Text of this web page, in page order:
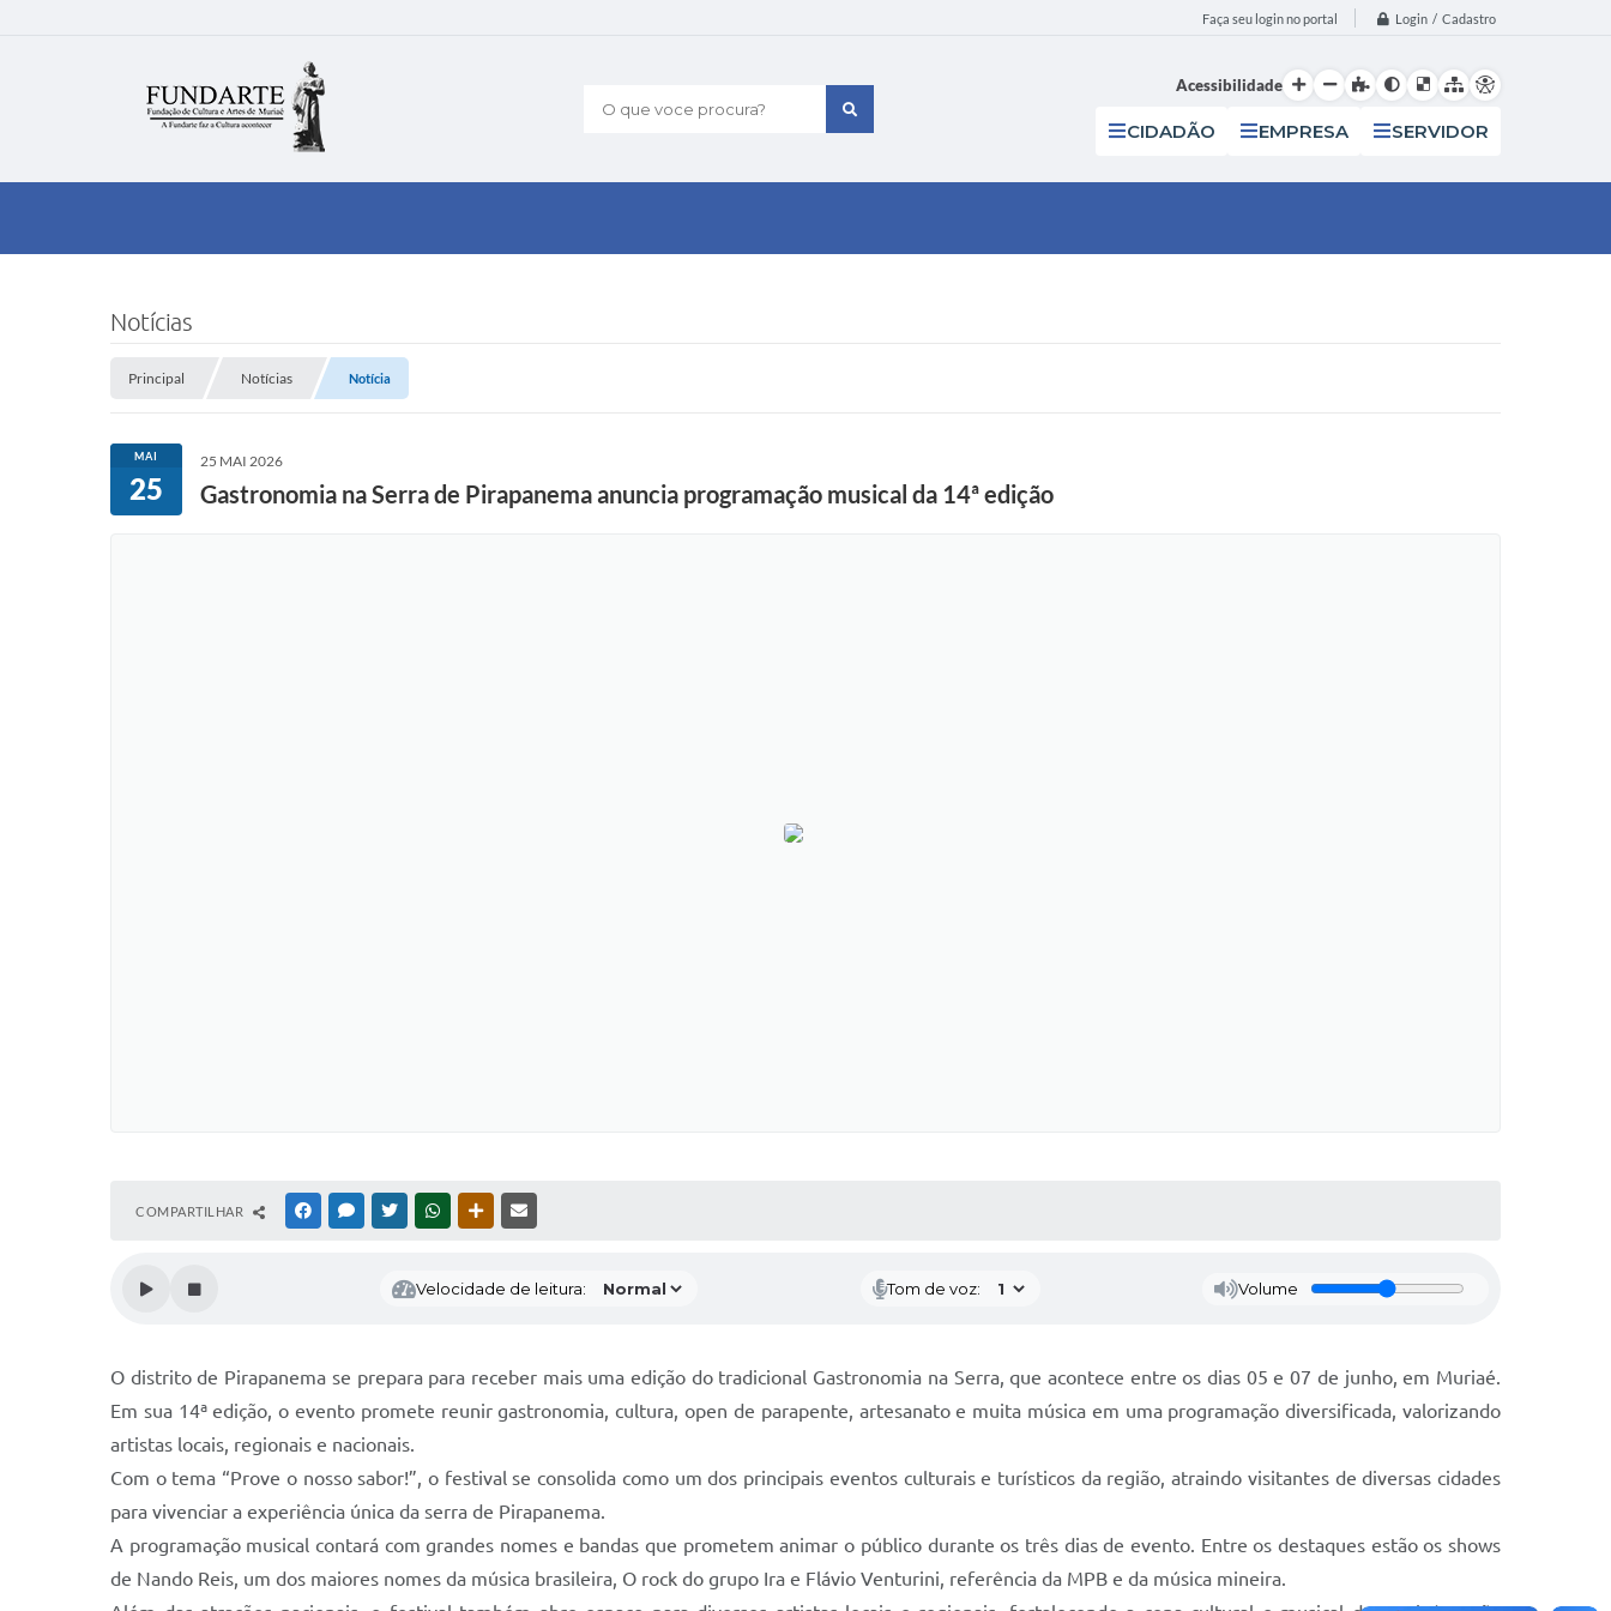
Faça seu login no portal Login / Cadastro
O que voce procura?
Acessibilidade
CIDADÃO EMPRESA SERVIDOR
Notícias
Principal Notícias Notícia
MAI
25
25 MAI 2026
Gastronomia na Serra de Pirapanema anuncia programação musical da 14ª edição
COMPARTILHAR FACEBOOKMESSENGER
TWITTERWHATSAPPOUTRAS MÍDIAS
Velocidade de leitura: Tom de voz: Volume
O distrito de Pirapanema se prepara para receber mais uma edição do tradicional Gastronomia na Serra, que acontece entre os dias 05 e 07 de junho, em Muriaé.
Em sua 14ª edição, o evento promete reunir gastronomia, cultura, open de parapente, artesanato e muita música em uma programação diversificada, valorizando
artistas locais, regionais e nacionais.
Com o tema “Prove o nosso sabor!”, o festival se consolida como um dos principais eventos culturais e turísticos da região, atraindo visitantes de diversas cidades
para vivenciar a experiência única da serra de Pirapanema.
A programação musical contará com grandes nomes e bandas que prometem animar o público durante os três dias de evento. Entre os destaques estão os shows
de Nando Reis, um dos maiores nomes da música brasileira, O rock do grupo Ira e Flávio Venturini, referência da MPB e da música mineira.